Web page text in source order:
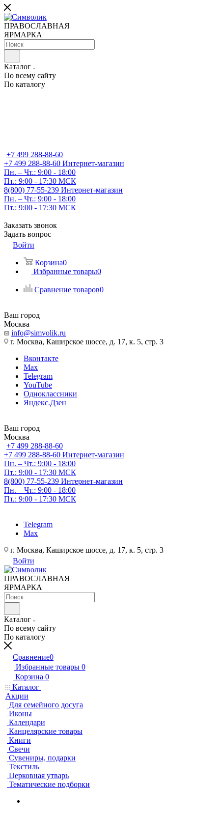
ПРАВОСЛАВНАЯ
ЯРМАРКА
Каталог
По всему сайту
По каталогу
+7 499 288-88-60
+7 499 288-88-60 Интернет-магазин
Пн. – Чт.: 9:00 - 18:00
Пт.: 9:00 - 17:30 МСК
8(800) 77-55-239 Интернет-магазин
Пн. – Чт.: 9:00 - 18:00
Пт.: 9:00 - 17:30 МСК
Заказать звонок
Задать вопрос
Войти
Корзина0
Избранные товары0
Сравнение товаров0
Ваш город
Москва
info@simvolik.ru
г. Москва, Каширское шоссе, д. 17, к. 5, стр. 3
Вконтакте
Max
Telegram
YouTube
Одноклассники
Яндекс.Дзен
Ваш город
Москва
+7 499 288-88-60
+7 499 288-88-60 Интернет-магазин
Пн. – Чт.: 9:00 - 18:00
Пт.: 9:00 - 17:30 МСК
8(800) 77-55-239 Интернет-магазин
Пн. – Чт.: 9:00 - 18:00
Пт.: 9:00 - 17:30 МСК
Telegram
Max
г. Москва, Каширское шоссе, д. 17, к. 5, стр. 3
Войти
ПРАВОСЛАВНАЯ
ЯРМАРКА
Каталог
По всему сайту
По каталогу
Сравнение0
Избранные товары 0
Корзина 0
Каталог
Акции
Для семейного досуга
Иконы
Календари
Канцелярские товары
Книги
Свечи
Сувениры, подарки
Текстиль
Церковная утварь
Тематические подборки